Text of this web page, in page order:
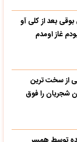
بوقی بعد از کلی آو
غاز اومدم
از سخت ترین
شجریان را فوق